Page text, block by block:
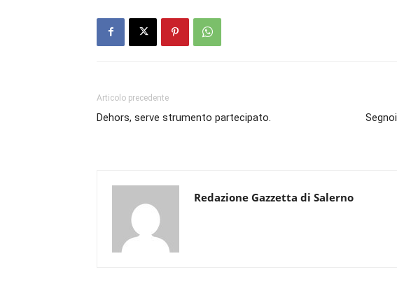
Articolo precedente
Dehors, serve strumento partecipato.
Redazione Gazzetta di Salerno